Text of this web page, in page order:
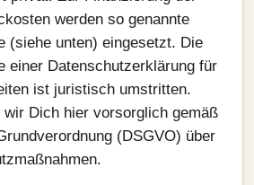
werden so genannte
(siehe unten) eingesetzt. Die
einer Datenschutzerklärung für
ist juristisch umstritten.
wir Dich hier vorsorglich gemäß
(DSGVO) über